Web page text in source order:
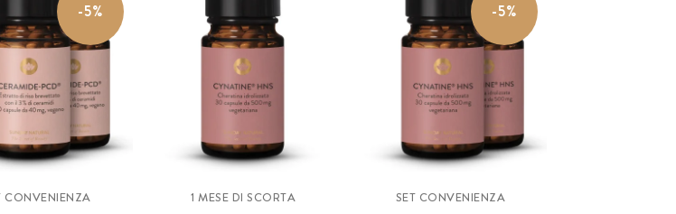
-5%
CONVENIENZA 1 MESE DI SCORTA
-5%
SET CONVENIENZA